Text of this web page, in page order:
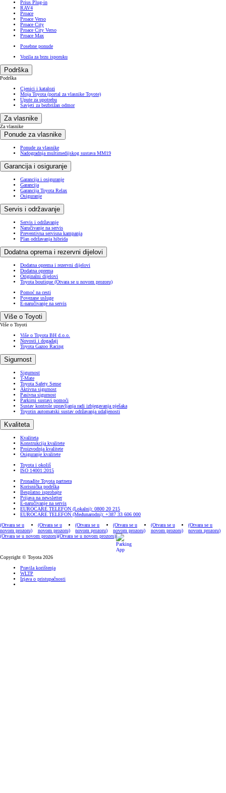
Prius Plug-in
RAV4
Proace
Proace Verso
Proace City
Proace City Verso
Proace Max
Posebne ponude
Vozila za brzu isporuku
Podrška
Podrška
Cjenici i katalozi
Moja Toyota (portal za vlasnike Toyote)
Upute za upotrebu
Savjeti za bezbrižan odmor
Za vlasnike
Za vlasnike
Ponude za vlasnike
Ponude za vlasnike
Nadogradnja multimedijskog sustava MM19
Garancija i osiguranje
Garancija i osiguranje
Garancija
Garancija Toyota Relax
Osiguranje
Servis i održavanje
Servis i održavanje
Naručivanje na servis
Preventivna servisna kampanja
Plan održavanja hibrida
Dodatna oprema i rezervni dijelovi
Dodatna oprema i rezervni dijelovi
Dodatna oprema
Originalni dijelovi
Toyota boutique (Otvara se u novom prozoru)
Pomoć na cesti
Povezane usluge
E-naručivanje na servis
Više o Toyoti
Više o Toyoti
Više o Toyota BH d.o.o.
Novosti i događaji
Toyota Gazoo Racing
Sigurnost
Sigurnost
T-Mate
Toyota Safety Sense
Aktivna sigurnost
Pasivna sigurnost
Parkirni sustavi pomoći
Sustav kontrole upravljanja radi izbjegavanja pješaka
Toyotin automatski sustav održavanja udaljenosti
Kvaliteta
Kvaliteta
Konstrukcija kvalitete
Proizvodnja kvalitete
Osiguranje kvalitete
Toyota i okoliš
ISO 14001:2015
Pronađite Toyota partnera
Korisnička podrška
Besplatno isprobajte
Prijava na newsletter
E-naručivanje na servis
EUROCARE TELEFON (Lokalni): 0800 20 215
EUROCARE TELEFON (Međunarodni): +387 33 606 000
(Otvara se u
novom prozoru)
(Otvara se u
novom prozoru)
(Otvara se u
novom prozoru)
(Otvara se u
novom prozoru)
(Otvara se u
novom prozoru)
(Otvara se u
novom prozoru)
(Otvara se u novom prozoru)(Otvara se u novom prozoru)
Copyright © Toyota 2026
Pravila korištenja
WLTP
Izjava o pristupačnosti